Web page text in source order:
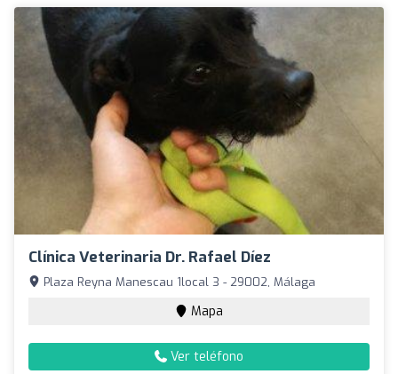
Clínica Veterinaria Dr. Rafael Díez
Plaza Reyna Manescau 1local 3 - 29002, Málaga
Mapa
Ver teléfono